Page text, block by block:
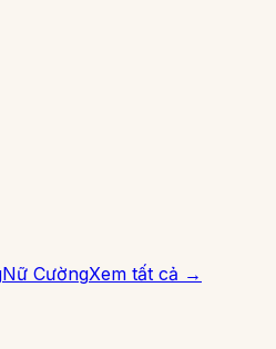
Nữ CườngXem tất cả →